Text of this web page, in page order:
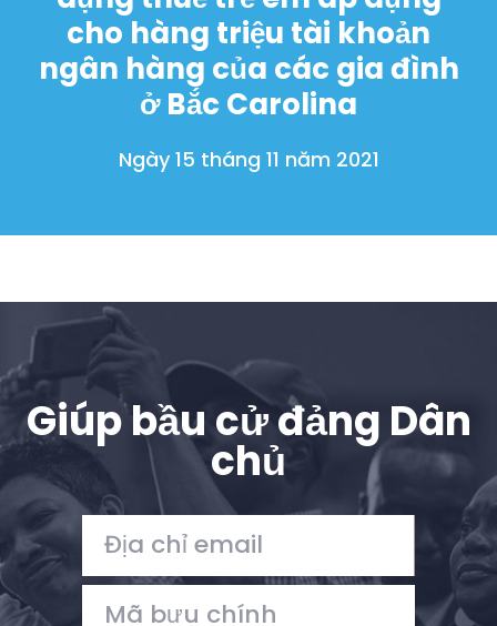
cho hàng triệu tài khoản
ngân hàng của các gia đình
ở Bắc Carolina
Ngày 15 tháng 11 năm 2021
Giúp bầu cử đảng Dân
chủ